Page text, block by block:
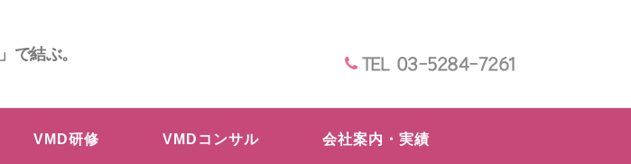
で結ぶ。
TEL 03-5284-7261
VMD研修 VMDコンサル 会社案内・実績